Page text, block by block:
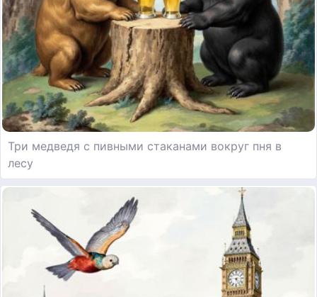
Три медведя с пивными стаканами вокруг пня в
лесу